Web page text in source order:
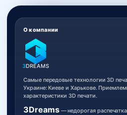
О компании
3DREAMS
Самые передовые технологии 3D
Украине: Киеве и Харькове.
характеристики 3D печати.
3Dreams— недорогая